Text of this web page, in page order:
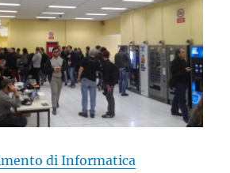
di Informatica